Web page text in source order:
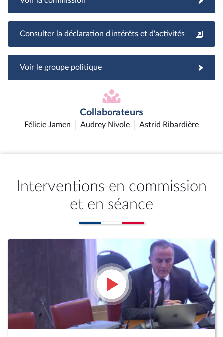
Consulter la déclaration d'intérêts et d'activités
Voir le groupe politique
Collaborateurs
Félicie Jamen Audrey Nivole Astrid Ribardière
Interventions en commission
et en séance